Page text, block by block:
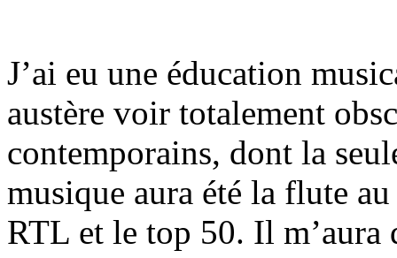
J’ai eu une éducation
austère voir totalement
contemporains, dont la
musique aura été la flute
RTL et le top 50. Il m’aura